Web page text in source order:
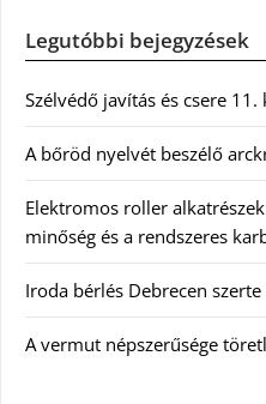
Legutóbbi bejegyzések
Szélvédő javítás és csere 11.
A bőröd nyelvét beszélő
Elektromos roller
minőség és a rendszeres
Iroda bérlés Debrecen
A vermut népszerűsége